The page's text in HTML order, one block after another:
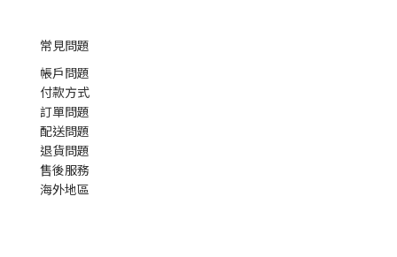
常見問題
帳戶問題
付款方式
訂單問題
配送問題
退貨問題
售後服務
海外地區